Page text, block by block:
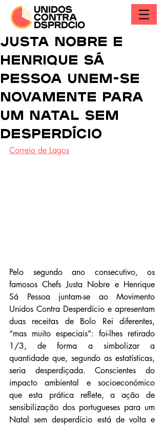
Justa Nobre e
Henrique Sá
Pessoa unem-se
novamente para
um natal sem
desperdício
Correio de Lagos
Pelo segundo ano consecutivo, os
famosos Chefs Justa Nobre e Henrique
Sá Pessoa juntam-se ao Movimento
Unidos Contra Desperdício e apresentam
duas receitas de Bolo Rei diferentes,
“mas muito especiais”: foi-lhes retirado
1/3, de forma a simbolizar a
quantidade que, segundo as estatísticas,
seria desperdiçada. Conscientes do
impacto ambiental e socioeconómico
que esta prática reflete, a ação de
sensibilização dos portugueses para um
Natal sem desperdício está de volta e